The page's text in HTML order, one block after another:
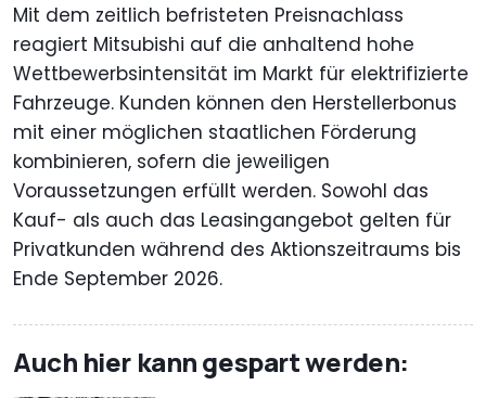
Mit dem zeitlich befristeten Preisnachlass
reagiert Mitsubishi auf die anhaltend hohe
Wettbewerbsintensität im Markt für elektrifizierte
Fahrzeuge. Kunden können den Herstellerbonus
mit einer möglichen staatlichen Förderung
kombinieren, sofern die jeweiligen
Voraussetzungen erfüllt werden. Sowohl das
Kauf- als auch das Leasingangebot gelten für
Privatkunden während des Aktionszeitraums bis
Ende September 2026.
Auch hier kann gespart werden: